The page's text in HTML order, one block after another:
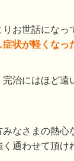
お世話になっ
状が軽くなっ
治にはほど遠
なさまの熱心
通わせて頂け